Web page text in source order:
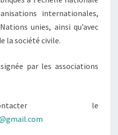
internationales,
unies, ainsi qu’avec
la société civile.
par les associations
le